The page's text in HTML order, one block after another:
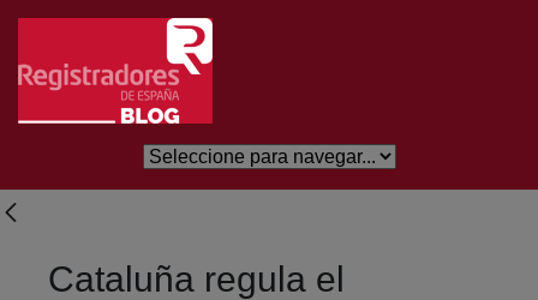
Eduki nagusira joan
Cataluña regula el